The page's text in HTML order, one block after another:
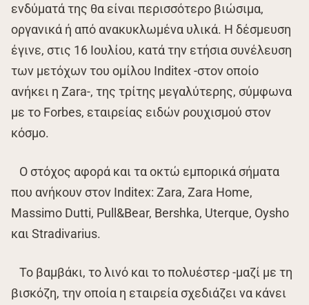
ενδύματά της θα είναι περισσότερο βιώσιμα,
οργανικά ή από ανακυκλωμένα υλικά. Η δέσμευση
έγινε, στις 16 Ιουλίου, κατά την ετήσια συνέλευση
των μετόχων του ομίλου Inditex -στον οποίο
ανήκει η Zara-, της τρίτης μεγαλύτερης, σύμφωνα
με το Forbes, εταιρείας ειδών ρουχισμού στον
κόσμο.
Ο στόχος αφορά και τα οκτώ εμπορικά σήματα
που ανήκουν στον Inditex: Zara, Zara Home,
Massimo Dutti, Pull&Bear, Bershka, Uterque, Oysho
και Stradivarius.
Το βαμβάκι, το λινό και το πολυέστερ -μαζί με τη
βισκόζη, την οποία η εταιρεία σχεδιάζει να κάνει